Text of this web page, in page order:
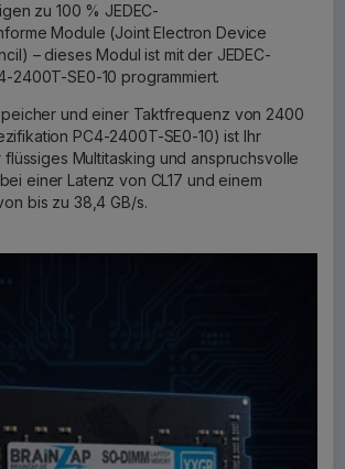
zu 100 % JEDEC-
Module (Joint Electron Device
– dieses Modul ist mit der JEDEC-
2400T-SE0-10 programmiert.
und einer Taktfrequenz von 2400
PC4-2400T-SE0-10) ist Ihr
Multitasking und anspruchsvolle
einer Latenz von CL17 und einem
bis zu 38,4 GB/s.